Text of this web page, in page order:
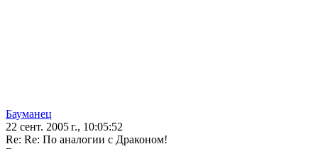
Бауманец
22 сент. 2005 г., 10:05:52
Re: Re: По аналогии с Драконом!